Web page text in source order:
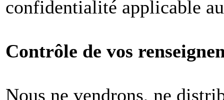
confidentialité applicable
Contrôle de vos
Nous ne vendrons, ne